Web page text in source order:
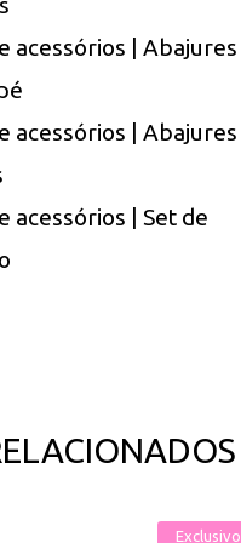
acessórios | Abajures
acessórios | Abajures
acessórios | Set de
Exclusivo